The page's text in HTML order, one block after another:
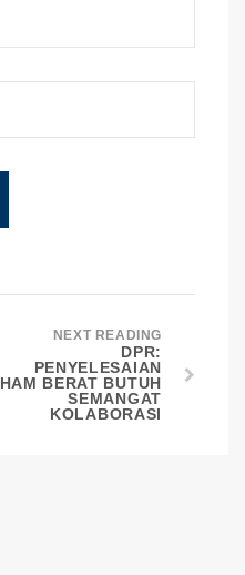
NEXT READING
DPR:
PENYELESAIAN
HAM BERAT BUTUH
SEMANGAT
KOLABORASI